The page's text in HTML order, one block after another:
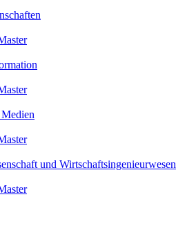
und Wirtschaftsingenieurwesen